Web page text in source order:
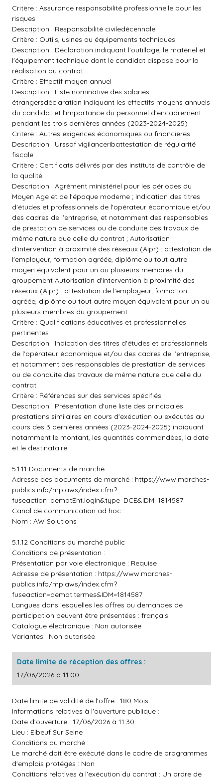
Critère : Assurance responsabilité professionnelle pour les
risques
Description : Responsabilité civiledécennale
Critère : Outils, usines ou équipements techniques
Description : Déclaration indiquant l'outillage, le matériel et
l'équipement technique dont le candidat dispose pour la
réalisation du contrat
Critère : Effectif moyen annuel
Description : Liste nominative des salariés
étrangersdéclaration indiquant les effectifs moyens annuels
du candidat et l'importance du personnel d'encadrement
pendant les trois dernières années (2023-2024-2025)
Critère : Autres exigences économiques ou financières
Description : Urssaf vigilanceribattestation de régularité
fiscale
Critère : Certificats délivrés par des instituts de contrôle de
la qualité
Description : Agrément ministériel pour les périodes du
Moyen Age et de l'époque moderne ; Indication des titres
d'études et professionnels de l'opérateur économique et/ou
des cadres de l'entreprise, et notamment des responsables
de prestation de services ou de conduite des travaux de
même nature que celle du contrat ; Autorisation
d'intervention à proximité des réseaux (Aipr) : attestation de
l'employeur, formation agréée, diplôme ou tout autre
moyen équivalent pour un ou plusieurs membres du
groupement Autorisation d'intervention à proximité des
réseaux (Aipr) : attestation de l'employeur, formation
agréée, diplôme ou tout autre moyen équivalent pour un ou
plusieurs membres du groupement
Critère : Qualifications éducatives et professionnelles
pertinentes
Description : Indication des titres d'études et professionnels
de l'opérateur économique et/ou des cadres de l'entreprise,
et notamment des responsables de prestation de services
ou de conduite des travaux de même nature que celle du
contrat
Critère : Références sur des services spécifiés
Description : Présentation d'une liste des principales
prestations similaires en cours d'exécution ou exécutés au
cours des 3 dernières années (2023-2024-2025) indiquant
notamment le montant, les quantités commandées, la date
et le destinataire
5.1.11 Documents de marché
Adresse des documents de marché : https://www.marches-
publics.info/mpiaws/index.cfm?
fuseaction=dematEnt.login&type=DCE&IDM=1814587
Canal de communication ad hoc :
Nom : AW Solutions
5.1.12 Conditions du marché public
Conditions de présentation :
Présentation par voie électronique : Requise
Adresse de présentation : https://www.marches-
publics.info/mpiaws/index.cfm?
fuseaction=demat.termes&IDM=1814587
Langues dans lesquelles les offres ou demandes de
participation peuvent être présentées : français
Catalogue électronique : Non autorisée
Variantes : Non autorisée
Date limite de réception des offres :
17/06/2026 à 11:00
Date limite de validité de l'offre : 180 Mois
Informations relatives à l'ouverture publique :
Date d'ouverture : 17/06/2026 à 11:30
Lieu : Elbeuf Sur Seine
Conditions du marché :
Le marché doit être exécuté dans le cadre de programmes
d'emplois protégés : Non
Conditions relatives à l'exécution du contrat : Un ordre de